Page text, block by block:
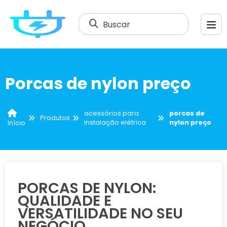
Buscar
Porcas de nylon preço
Início
Produtos
acessórios para
instalação elétrica
porcas de
nylon preço
PORCAS DE NYLON:
QUALIDADE E
VERSATILIDADE NO SEU